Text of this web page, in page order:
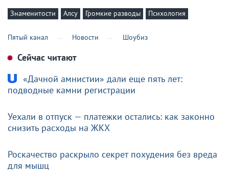
Знаменитости Алсу Громкие разводы Психология
Пятый канал Новости Шоубиз
Сейчас читают
«Дачной амнистии» дали еще пять лет:
подводные камни регистрации
Уехали в отпуск — платежки остались: как законно
снизить расходы на ЖКХ
Роскачество раскрыло секрет похудения без вреда
для мышц